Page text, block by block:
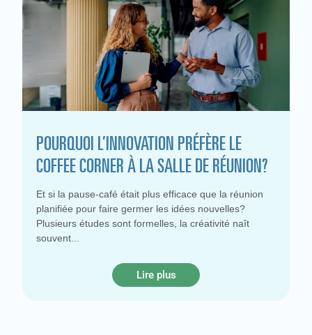
POURQUOI L’INNOVATION PRÉFÈRE LE
COFFEE CORNER À LA SALLE DE RÉUNION?
Et si la pause-café était plus efficace que la réunion
planifiée pour faire germer les idées nouvelles?
Plusieurs études sont formelles, la créativité naît
souvent
Lire plus